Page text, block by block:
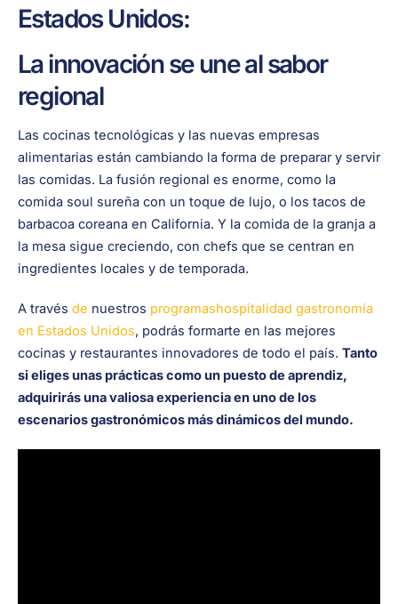
Estados Unidos:
La innovación se une al sabor
regional
Las cocinas tecnológicas y las nuevas empresas
alimentarias están cambiando la forma de preparar y servir
las comidas. La fusión regional es enorme, como la
comida soul sureña con un toque de lujo, o los tacos de
barbacoa coreana en California. Y la comida de la granja a
la mesa sigue creciendo, con chefs que se centran en
ingredientes locales y de temporada.
A través de nuestros programashospitalidad gastronomía
en Estados Unidos, podrás formarte en las mejores
cocinas y restaurantes innovadores de todo el país. Tanto
si eliges unas prácticas como un puesto de aprendiz,
adquirirás una valiosa experiencia en uno de los
escenarios gastronómicos más dinámicos del mundo.